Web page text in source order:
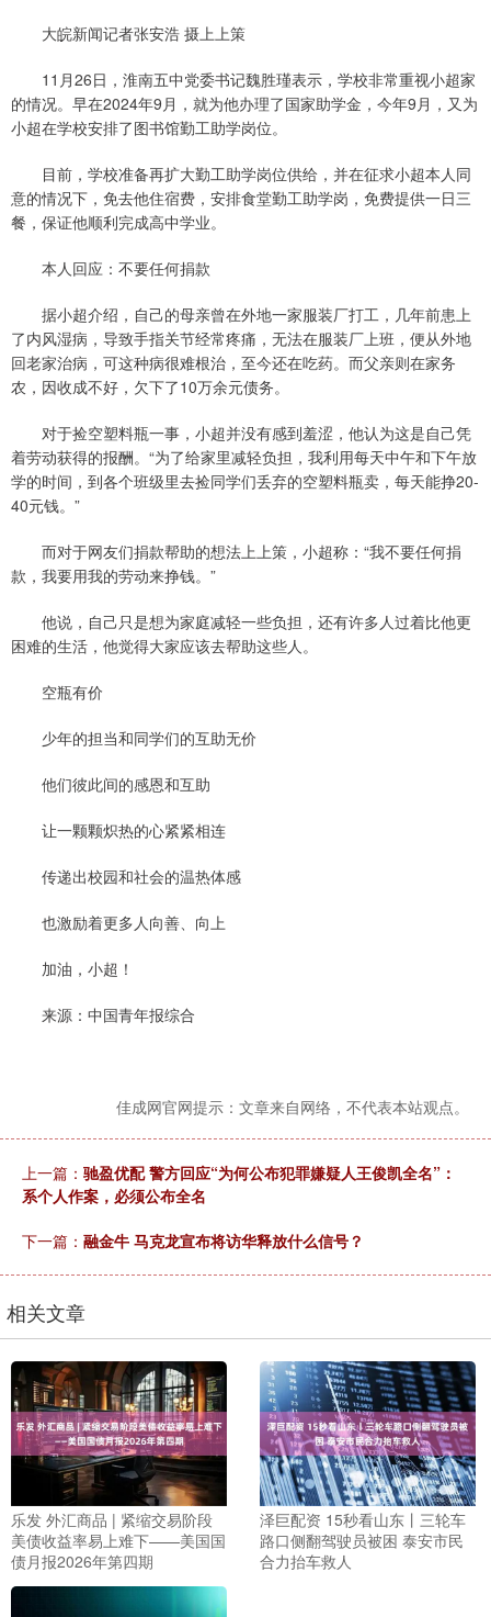
大皖新闻记者张安浩 摄上上策
11月26日，淮南五中党委书记魏胜瑾表示，学校非常重视小超家
的情况。早在2024年9月，就为他办理了国家助学金，今年9月，又为
小超在学校安排了图书馆勤工助学岗位。
目前，学校准备再扩大勤工助学岗位供给，并在征求小超本人同
意的情况下，免去他住宿费，安排食堂勤工助学岗，免费提供一日三
餐，保证他顺利完成高中学业。
本人回应：不要任何捐款
据小超介绍，自己的母亲曾在外地一家服装厂打工，几年前患上
了内风湿病，导致手指关节经常疼痛，无法在服装厂上班，便从外地
回老家治病，可这种病很难根治，至今还在吃药。而父亲则在家务
农，因收成不好，欠下了10万余元债务。
对于捡空塑料瓶一事，小超并没有感到羞涩，他认为这是自己凭
着劳动获得的报酬。“为了给家里减轻负担，我利用每天中午和下午放
学的时间，到各个班级里去捡同学们丢弃的空塑料瓶卖，每天能挣20-
40元钱。”
而对于网友们捐款帮助的想法上上策，小超称：“我不要任何捐
款，我要用我的劳动来挣钱。”
他说，自己只是想为家庭减轻一些负担，还有许多人过着比他更
困难的生活，他觉得大家应该去帮助这些人。
空瓶有价
少年的担当和同学们的互助无价
他们彼此间的感恩和互助
让一颗颗炽热的心紧紧相连
传递出校园和社会的温热体感
也激励着更多人向善、向上
加油，小超！
来源：中国青年报综合
佳成网官网提示：文章来自网络，不代表本站观点。
上一篇： 驰盈优配 警方回应“为何公布犯罪嫌疑人王俊凯全名”：
系个人作案，必须公布全名
下一篇： 融金牛 马克龙宣布将访华释放什么信号？
相关文章
乐发 外汇商品 | 紧缩交易阶段
美债收益率易上难下——美国国
债月报2026年第四期
泽巨配资 15秒看山东丨三轮车
路口侧翻驾驶员被困 泰安市民
合力抬车救人